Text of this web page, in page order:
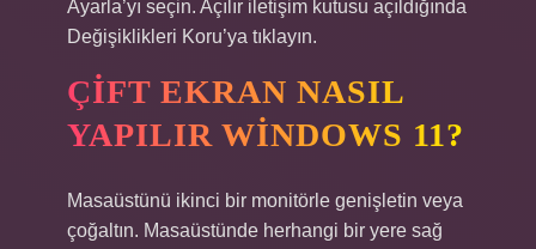
Ayarla’yı seçin. Açılır iletişim kutusu açıldığında
Değişiklikleri Koru’ya tıklayın.
ÇIFT EKRAN NASIL
YAPILIR WINDOWS 11?
Masaüstünü ikinci bir monitörle genişletin veya
çoğaltın. Masaüstünde herhangi bir yere sağ